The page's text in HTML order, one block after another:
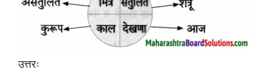
उत्तरः